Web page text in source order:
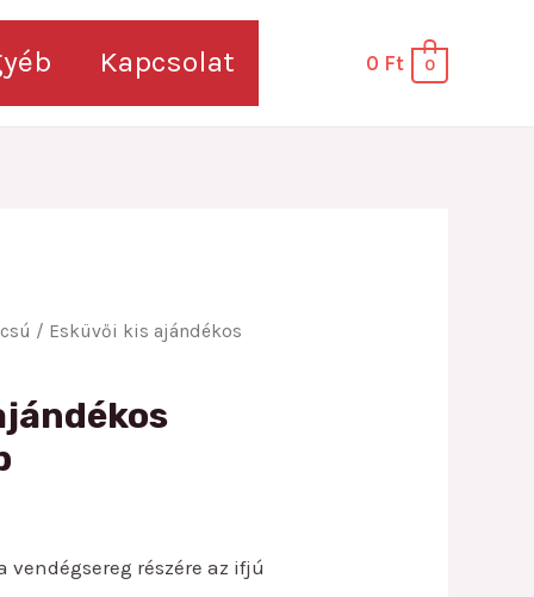
Kapcsolat 0 Ft 0
/ Esküvői kis ajándékos
vendégsereg részére az ifjú